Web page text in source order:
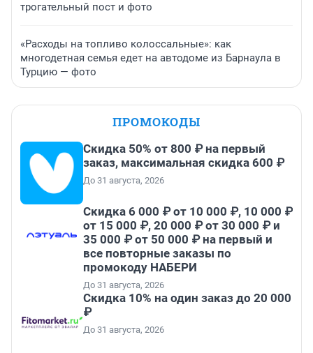
трогательный пост и фото
«Расходы на топливо колоссальные»: как
многодетная семья едет на автодоме из Барнаула в
Турцию — фото
ПРОМОКОДЫ
Скидка 50% от 800 ₽ на первый
заказ, максимальная скидка 600 ₽
До 31 августа, 2026
Скидка 6 000 ₽ от 10 000 ₽, 10 000 ₽
от 15 000 ₽, 20 000 ₽ от 30 000 ₽ и
35 000 ₽ от 50 000 ₽ на первый и
все повторные заказы по
промокоду НАБЕРИ
До 31 августа, 2026
Скидка 10% на один заказ до 20 000
₽
До 31 августа, 2026